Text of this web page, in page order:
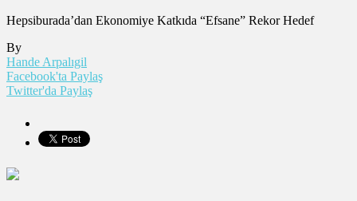
Hepsiburada’dan Ekonomiye Katkıda “Efsane” Rekor Hedef
By
Hande Arpalıgil
Facebook'ta Paylaş
Twitter'da Paylaş